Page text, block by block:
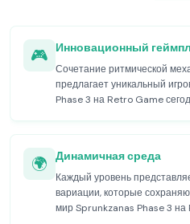
🎮 Инновационный
Сочетание ритмической
предлагает уникальный
Phase 3 на Retro Game
🌍 Динамичная среда
Каждый уровень
вариации, которые
мир Sprunkzanas Phase 3 на